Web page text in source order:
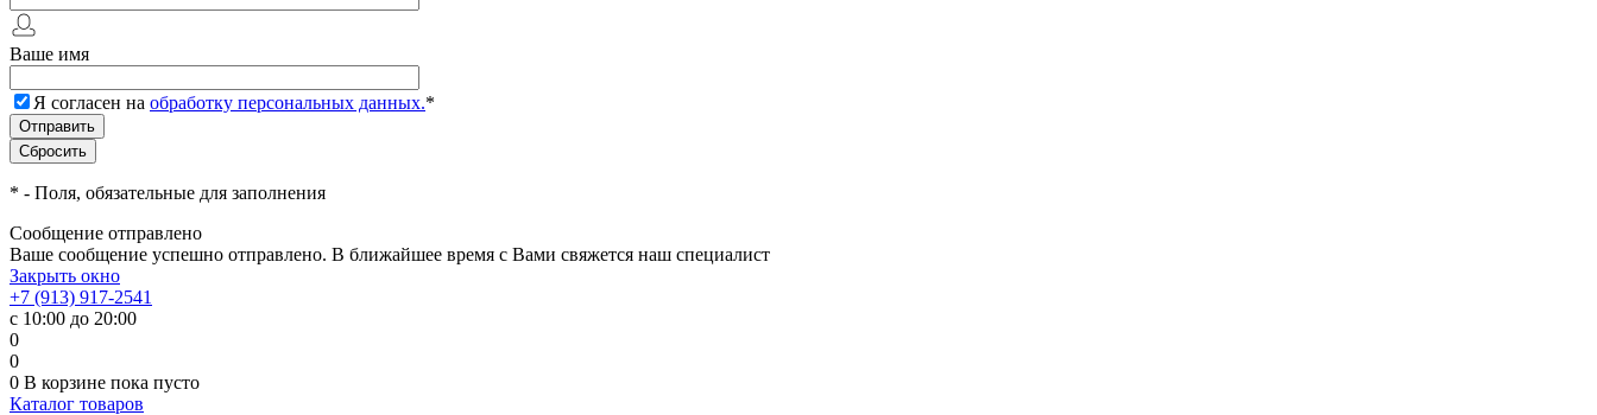
Ваше имя
Я согласен на обработку персональных данных.*
* - Поля, обязательные для заполнения
Сообщение отправлено
Ваше сообщение успешно отправлено. В ближайшее время с Вами свяжется наш специалист
Закрыть окно
+7 (913) 917-2541
с 10:00 до 20:00
0
0
0 В корзине пока пусто
Каталог товаров